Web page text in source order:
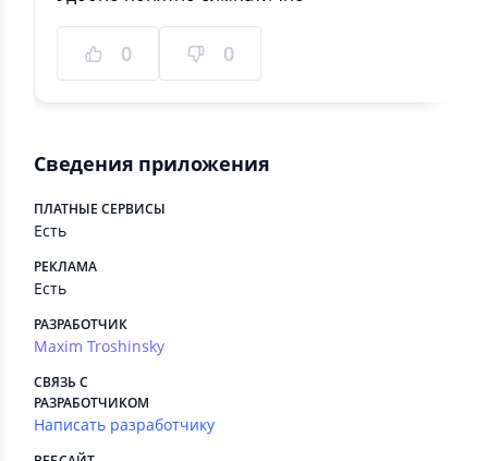
0 0
Сведения приложения
ПЛАТНЫЕ СЕРВИСЫ
Есть
РЕКЛАМА
Есть
РАЗРАБОТЧИК
Maxim Troshinsky
СВЯЗЬ С
РАЗРАБОТЧИКОМ
Написать разработчику